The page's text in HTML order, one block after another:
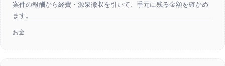
案件の報酬から経費・源泉徴収を引いて、手元に残る金額を確かめ
ます。
お金